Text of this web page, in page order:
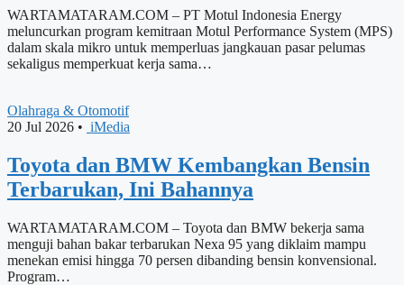
WARTAMATARAM.COM – PT Motul Indonesia Energy
meluncurkan program kemitraan Motul Performance System (MPS)
dalam skala mikro untuk memperluas jangkauan pasar pelumas
sekaligus memperkuat kerja sama…
Olahraga & Otomotif
20 Jul 2026 • iMedia
Toyota dan BMW Kembangkan Bensin
Terbarukan, Ini Bahannya
WARTAMATARAM.COM – Toyota dan BMW bekerja sama
menguji bahan bakar terbarukan Nexa 95 yang diklaim mampu
menekan emisi hingga 70 persen dibanding bensin konvensional.
Program…